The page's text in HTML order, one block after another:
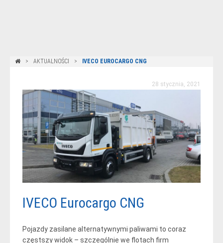
AKTUALNOŚCI IVECO EUROCARGO CNG
28 stycznia, 2021
IVECO Eurocargo CNG
Pojazdy zasilane alternatywnymi paliwami to coraz
częstszy widok – szczególnie we flotach firm